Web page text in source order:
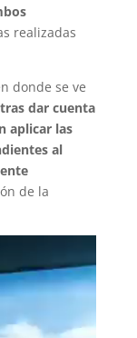
realizadas
donde se ve
tras dar cuenta
aplicar las
al
de la